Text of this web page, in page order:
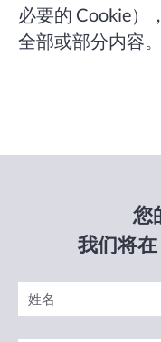
必要的 Cookie）
全部或部分内容。
您
我们将